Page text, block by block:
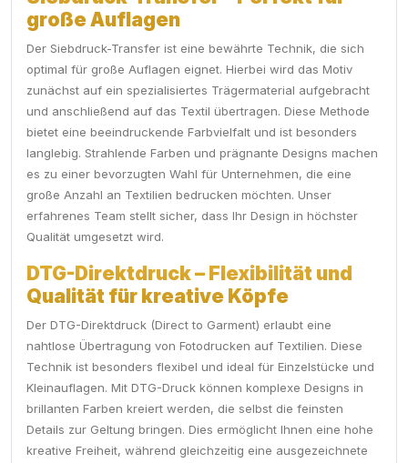
große Auflagen
Der Siebdruck-Transfer ist eine bewährte Technik, die sich
optimal für große Auflagen eignet. Hierbei wird das Motiv
zunächst auf ein spezialisiertes Trägermaterial aufgebracht
und anschließend auf das Textil übertragen. Diese Methode
bietet eine beeindruckende Farbvielfalt und ist besonders
langlebig. Strahlende Farben und prägnante Designs machen
es zu einer bevorzugten Wahl für Unternehmen, die eine
große Anzahl an Textilien bedrucken möchten. Unser
erfahrenes Team stellt sicher, dass Ihr Design in höchster
Qualität umgesetzt wird.
DTG-Direktdruck – Flexibilität und
Qualität für kreative Köpfe
Der DTG-Direktdruck (Direct to Garment) erlaubt eine
nahtlose Übertragung von Fotodrucken auf Textilien. Diese
Technik ist besonders flexibel und ideal für Einzelstücke und
Kleinauflagen. Mit DTG-Druck können komplexe Designs in
brillanten Farben kreiert werden, die selbst die feinsten
Details zur Geltung bringen. Dies ermöglicht Ihnen eine hohe
kreative Freiheit, während gleichzeitig eine ausgezeichnete